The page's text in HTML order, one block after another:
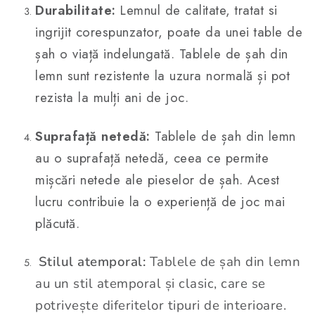
Durabilitate: Lemnul de calitate, tratat si
ingrijit corespunzator, poate da unei table de
șah o viață indelungată. Tablele de șah din
lemn sunt rezistente la uzura normală și pot
rezista la mulți ani de joc.
Suprafață netedă: Tablele de șah din lemn
au o suprafață netedă, ceea ce permite
mișcări netede ale pieselor de șah. Acest
lucru contribuie la o experiență de joc mai
plăcută.
Stilul atemporal: Tablele de șah din lemn
au un stil atemporal și clasic, care se
potrivește diferitelor tipuri de interioare.